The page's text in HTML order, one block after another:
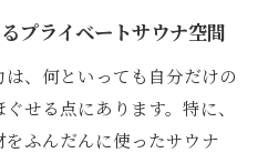
サウナと癒し時間
トサウナで味わう非日常
プライベートサウナ空間
、何といっても自分だけの
せる点にあります。特に、
ふんだんに使ったサウナ